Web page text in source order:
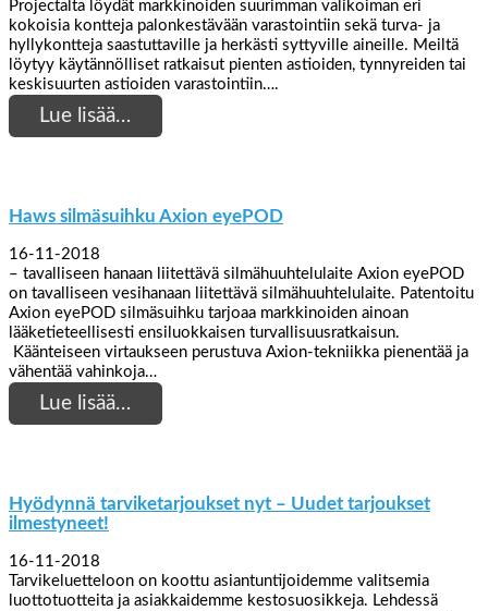
Projectalta löydät markkinoiden suurimman valikoiman eri
kokoisia kontteja palonkestävään varastointiin sekä turva- ja
hyllykontteja saastuttaville ja herkästi syttyville aineille. Meiltä
löytyy käytännölliset ratkaisut pienten astioiden, tynnyreiden tai
keskisuurten astioiden varastointiin….
Lue lisää…
Haws silmäsuihku Axion eyePOD
16-11-2018
– tavalliseen hanaan liitettävä silmähuuhtelulaite Axion eyePOD
on tavalliseen vesihanaan liitettävä silmähuuhtelulaite. Patentoitu
Axion eyePOD silmäsuihku tarjoaa markkinoiden ainoan
lääketieteellisesti ensiluokkaisen turvallisuusratkaisun.
Käänteiseen virtaukseen perustuva Axion-tekniikka pienentää ja
vähentää vahinkoja…
Lue lisää…
Hyödynnä tarviketarjoukset nyt – Uudet tarjoukset
ilmestyneet!
16-11-2018
Tarvikeluetteloon on koottu asiantuntijoidemme valitsemia
luottotuotteita ja asiakkaidemme kestosuosikkeja. Lehdessä